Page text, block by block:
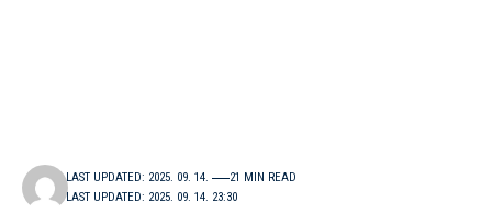
LAST UPDATED: 2025. 09. 14. 23:30
LAST UPDATED: 2025. 09. 14. 21 MIN READ